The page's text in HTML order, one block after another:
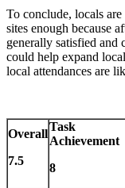
To conclude, locals
sites enough because
generally satisfied and
could help expand
local attendances are
Overall
7.5
Task
Achievement
8